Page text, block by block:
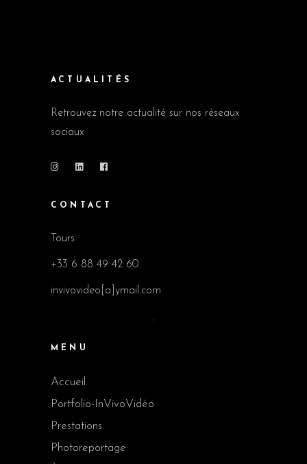
ACTUALITÉS
Retrouvez notre actualité sur nos réseaux
sociaux
CONTACT
Tours
+33 6 88 49 42 60
invivovideo[a]ymail.com
MENU
Accueil
Portfolio-InVivoVidéo
Prestations
Photoreportage